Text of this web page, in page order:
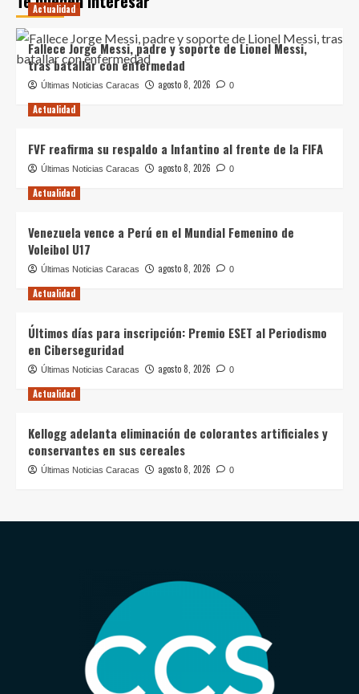
Actualidad
Fallece Jorge Messi, padre y soporte de Lionel Messi,
tras batallar con enfermedad
Últimas Noticias Caracas agosto 8, 2026 0
Actualidad
FVF reafirma su respaldo a Infantino al frente de la FIFA
Últimas Noticias Caracas agosto 8, 2026 0
Actualidad
Venezuela vence a Perú en el Mundial Femenino de
Voleibol U17
Últimas Noticias Caracas agosto 8, 2026 0
Actualidad
Últimos días para inscripción: Premio ESET al Periodismo
en Ciberseguridad
Últimas Noticias Caracas agosto 8, 2026 0
Actualidad
Kellogg adelanta eliminación de colorantes artificiales y
conservantes en sus cereales
Últimas Noticias Caracas agosto 8, 2026 0